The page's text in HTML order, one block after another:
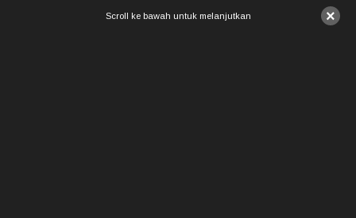
×
Scroll ke bawah untuk melanjutkan